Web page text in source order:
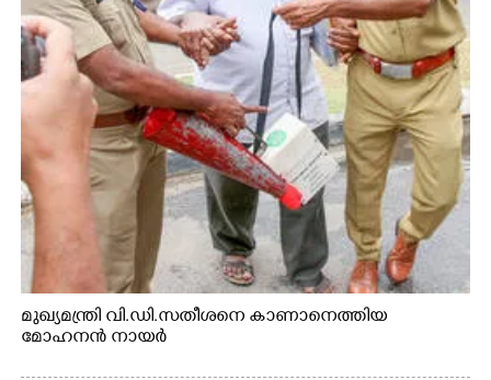
മുഖ്യമന്ത്രി വി.ഡി.സതീശനെ കാണാനെത്തിയ
മോഹനൻ നായർ